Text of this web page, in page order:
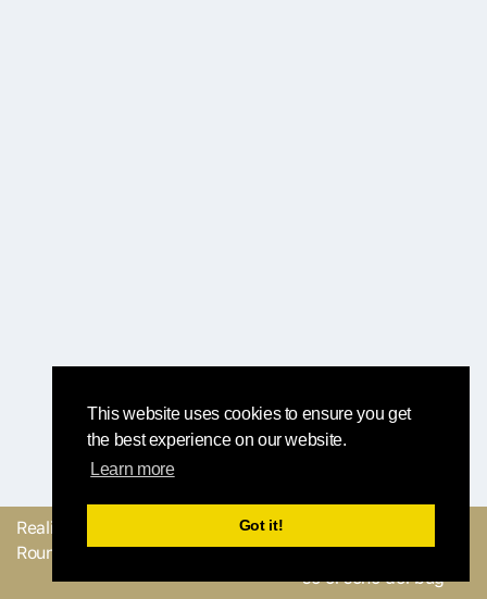
This website uses cookies to ensure you get
the best experience on our website.
Learn more
Got it!
Realizzato con
Round Robin team
feedback o facci sapere
se ci sono dei bug